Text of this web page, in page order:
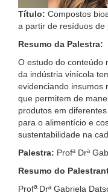
Título: Compostos
a partir de resíduos de
Resumo da Palestra:
O estudo do conteúdo
da indústria vinícola
evidenciando insumos
que permitem de
produtos em
para o alimentício e
sustentabilidade na
Palestra: Profª Drª
Resumo do
Profa Drª Gabriela